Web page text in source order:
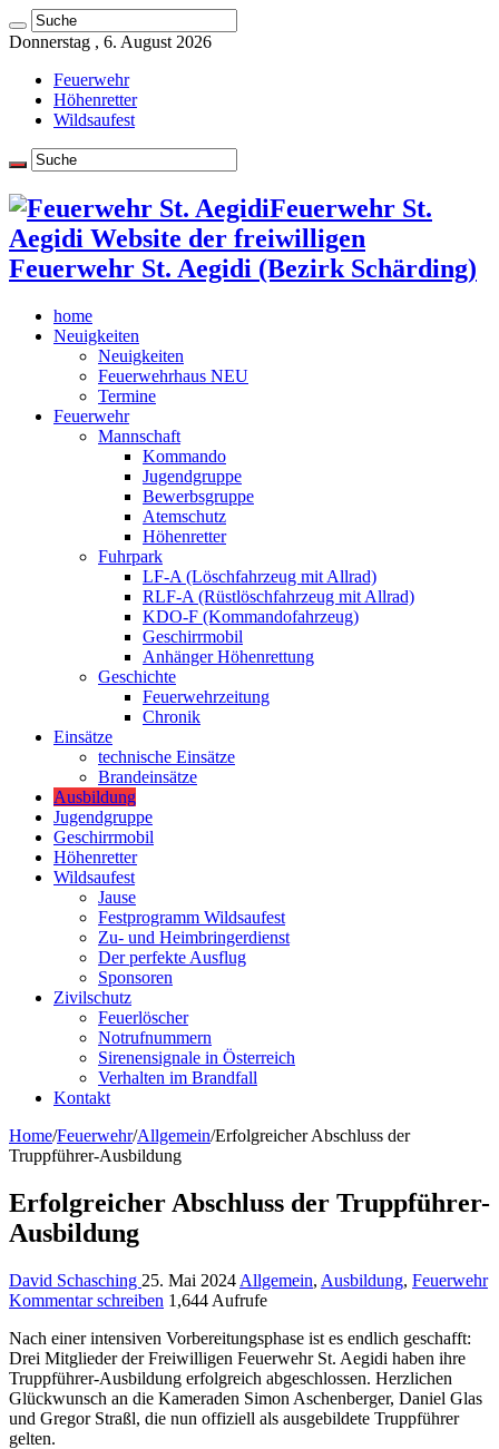
Donnerstag , 6. August 2026
Feuerwehr
Höhenretter
Wildsaufest
Feuerwehr St.
Aegidi Website der freiwilligen
Feuerwehr St. Aegidi (Bezirk Schärding)
home
Neuigkeiten
Neuigkeiten
Feuerwehrhaus NEU
Termine
Feuerwehr
Mannschaft
Kommando
Jugendgruppe
Bewerbsgruppe
Atemschutz
Höhenretter
Fuhrpark
LF-A (Löschfahrzeug mit Allrad)
RLF-A (Rüstlöschfahrzeug mit Allrad)
KDO-F (Kommandofahrzeug)
Geschirrmobil
Anhänger Höhenrettung
Geschichte
Feuerwehrzeitung
Chronik
Einsätze
technische Einsätze
Brandeinsätze
Ausbildung
Jugendgruppe
Geschirrmobil
Höhenretter
Wildsaufest
Jause
Festprogramm Wildsaufest
Zu- und Heimbringerdienst
Der perfekte Ausflug
Sponsoren
Zivilschutz
Feuerlöscher
Notrufnummern
Sirenensignale in Österreich
Verhalten im Brandfall
Kontakt
Home/Feuerwehr/Allgemein/Erfolgreicher Abschluss der
Truppführer-Ausbildung
Erfolgreicher Abschluss der Truppführer-
Ausbildung
David Schasching 25. Mai 2024 Allgemein, Ausbildung, Feuerwehr
Kommentar schreiben 1,644 Aufrufe
Nach einer intensiven Vorbereitungsphase ist es endlich geschafft:
Drei Mitglieder der Freiwilligen Feuerwehr St. Aegidi haben ihre
Truppführer-Ausbildung erfolgreich abgeschlossen. Herzlichen
Glückwunsch an die Kameraden Simon Aschenberger, Daniel Glas
und Gregor Straßl, die nun offiziell als ausgebildete Truppführer
gelten.